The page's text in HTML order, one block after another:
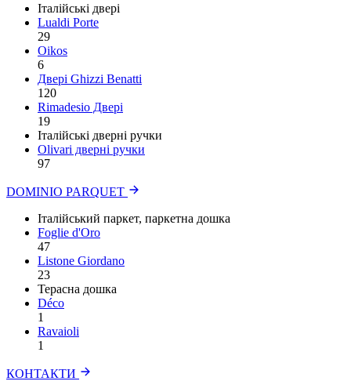
Італійські двері
Lualdi Porte
29
Oikos
6
Двері Ghizzi Benatti
120
Rimadesio Двері
19
Італійські дверні ручки
Olivari дверні ручки
97
DOMINIO PARQUET
Італійський паркет, паркетна дошка
Foglie d'Oro
47
Listone Giordano
23
Терасна дошка
Déco
1
Ravaioli
1
КОНТАКТИ